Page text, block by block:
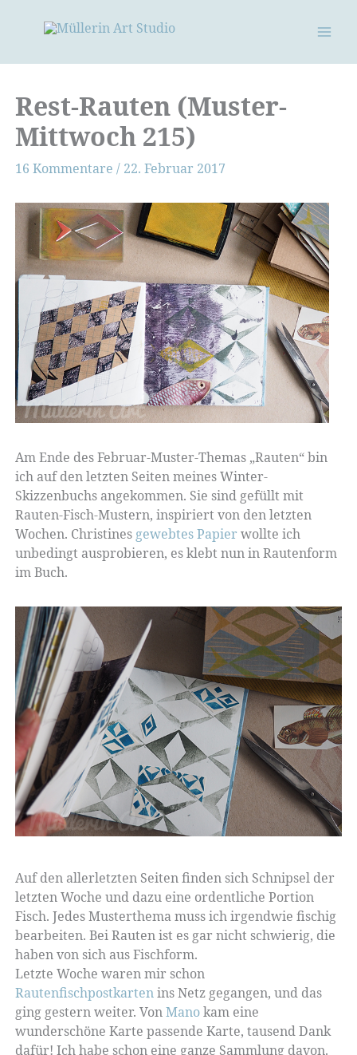
Rest-Rauten (Muster-
Mittwoch 215)
16 Kommentare / 22. Februar 2017
Am Ende des Februar-Muster-Themas „Rauten“ bin
ich auf den letzten Seiten meines Winter-
Skizzenbuchs angekommen. Sie sind gefüllt mit
Rauten-Fisch-Mustern, inspiriert von den letzten
Wochen. Christines gewebtes Papier wollte ich
unbedingt ausprobieren, es klebt nun in Rautenform
im Buch.
Auf den allerletzten Seiten finden sich Schnipsel der
letzten Woche und dazu eine ordentliche Portion
Fisch. Jedes Musterthema muss ich irgendwie fischig
bearbeiten. Bei Rauten ist es gar nicht schwierig, die
haben von sich aus Fischform.
Letzte Woche waren mir schon
Rautenfischpostkartenins Netz gegangen, und das
ging gestern weiter. VonManokam eine
wunderschöne Karte passende Karte, tausend Dank
dafür! Ich habe schon eine ganze Sammlung davon.